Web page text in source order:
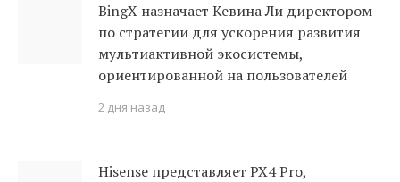
BingX назначает Кевина Ли директором
по стратегии для ускорения развития
мультиактивной экосистемы,
ориентированной на пользователей
2 дня назад
Hisense представляет PX4 Pro,